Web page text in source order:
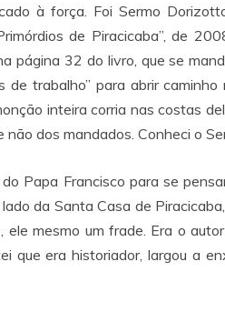
à força. Foi Sermo
de Piracicaba”, de
página 32 do livro, que se
trabalho” para abrir
inteira corria nas costas
dos mandados. Conheci o
Papa Francisco para se
da Santa Casa de
mesmo um frade. Era o
que era historiador, largou a